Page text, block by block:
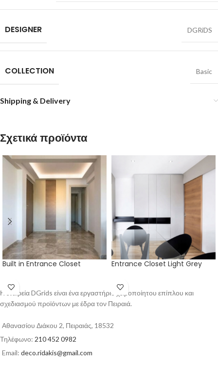
DESIGNER DGRiDS
COLLECTION Basic
Shipping & Delivery
Σχετικά προϊόντα
Built in Entrance Closet Entrance Closet Light Grey
Η εταιρεία DGrids είναι ένα εργαστήριο χειροποίητου επίπλου και
σχεδιασμού προϊόντων με έδρα τον Πειραιά.
Αθανασίου Διάκου 2, Πειραιάς, 18532
Τηλέφωνο: 210 452 0982
Email: deco.ridakis@gmail.com